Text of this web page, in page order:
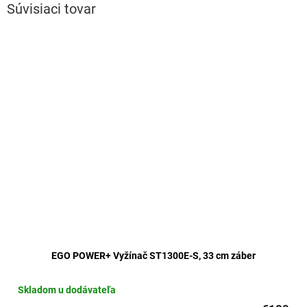
Súvisiaci tovar
EGO POWER+ Vyžínač ST1300E-S, 33 cm záber
Skladom u dodávateľa